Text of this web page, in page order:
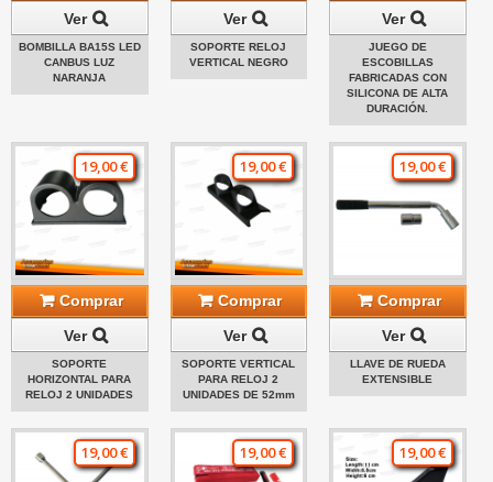
Ver
BOMBILLA BA15S LED
CANBUS LUZ
NARANJA
Ver
SOPORTE RELOJ
VERTICAL NEGRO
Ver
JUEGO DE
ESCOBILLAS
FABRICADAS CON
SILICONA DE ALTA
DURACIÓN.
19,00 €
Comprar
Ver
SOPORTE
HORIZONTAL PARA
RELOJ 2 UNIDADES
19,00 €
Comprar
Ver
SOPORTE VERTICAL
PARA RELOJ 2
UNIDADES DE 52mm
19,00 €
Comprar
Ver
LLAVE DE RUEDA
EXTENSIBLE
19,00 € 19,00 € 19,00 €